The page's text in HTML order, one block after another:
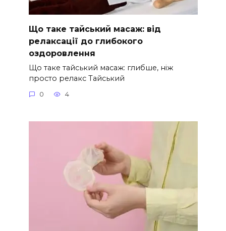
Що таке тайський масаж: від
релаксації до глибокого
оздоровлення
Що таке тайський масаж: глибше, ніж
просто релакс Тайський
0 4